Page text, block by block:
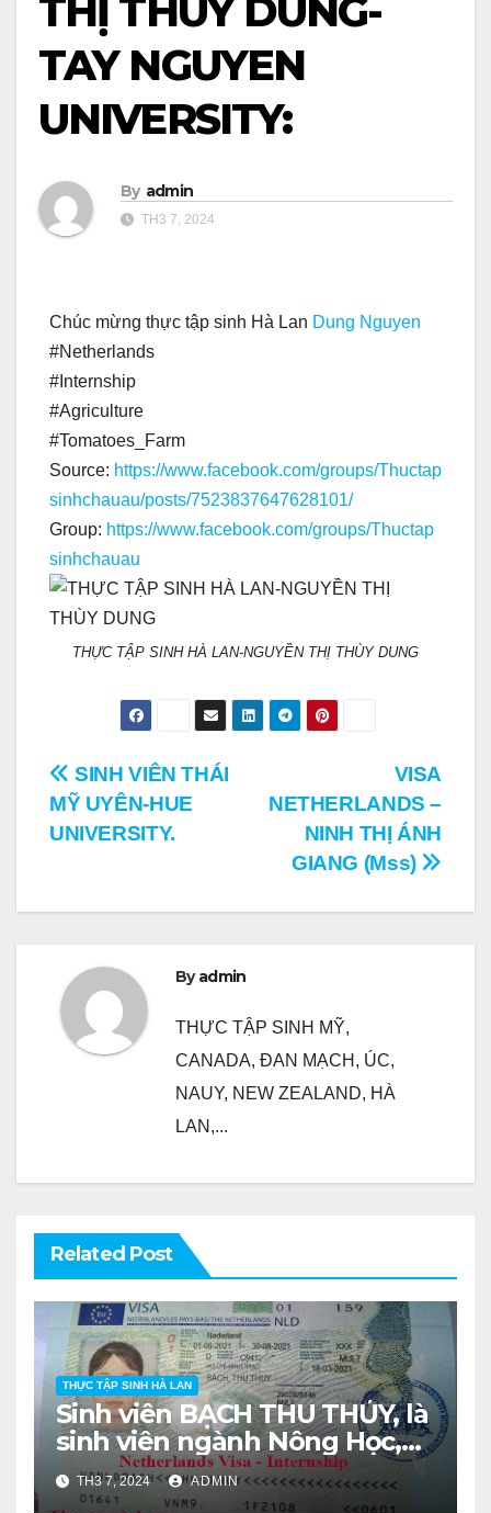
THỊ THÙY DUNG-
TAY NGUYEN
UNIVERSITY:
By admin
TH3 7, 2024
Chúc mừng thực tập sinh Hà Lan Dung Nguyen
#Netherlands
#Internship
#Agriculture
#Tomatoes_Farm
Source: https://www.facebook.com/groups/Thuctap
sinhchauau/posts/7523837647628101/
Group: https://www.facebook.com/groups/Thuctap
sinhchauau
THỰC TẬP SINH HÀ LAN-NGUYỀN THỊ THÙY DUNG
Điều
hướng
viết
VISA
NETHERLANDS –
NINH THỊ ÁNH
GIANG (Mss)
SINH VIÊN THÁI
MỸ UYÊN-HUE
UNIVERSITY.
Byadmin
THỰC TẬP SINH MỸ,
CANADA, ĐAN MẠCH, ÚC,
NAUY, NEW ZEALAND, HÀ
LAN,...
Related Post
THỰC TẬP SINH HÀ LAN
Sinh viên BẠCH THU THỦY, là
sinh viên ngành Nông Học,
lớp DH16NHA khóa 2016-
2020.
TH3 7, 2024 ADMIN